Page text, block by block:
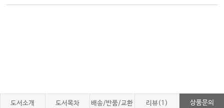
1 인적 자원 관리: 기본원칙
도서소개 도서목차 배송/반품/교환 리뷰(1) 상품문의